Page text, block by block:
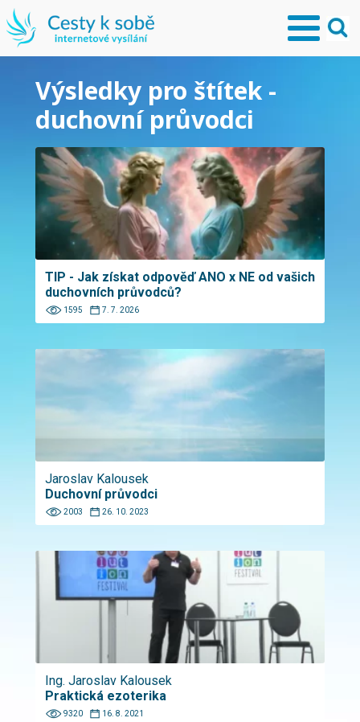
Výsledky pro štítek -
duchovní průvodci
TIP - Jak získat odpověď ANO x NE od vašich
duchovních průvodců?
1595 7. 7. 2026
Jaroslav Kalousek
Duchovní průvodci
2003 26. 10. 2023
Ing. Jaroslav Kalousek
Praktická ezoterika
9320 16. 8. 2021